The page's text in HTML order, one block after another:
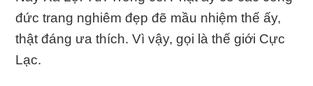
đức trang nghiêm đẹp đẽ mầu nhiệm thế ấy,
thật đáng ưa thích. Vì vậy, gọi là thế giới Cực
Lạc.